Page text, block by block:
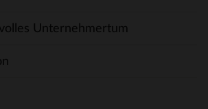
Unternehmertum